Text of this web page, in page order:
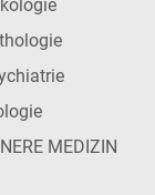
MEDIZIN